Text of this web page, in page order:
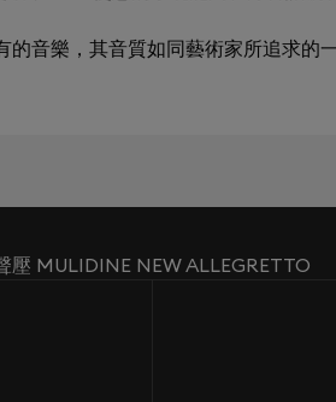
音樂，其音質如同藝術家所追求的一
壓 MULIDINE NEW ALLEGRETTO